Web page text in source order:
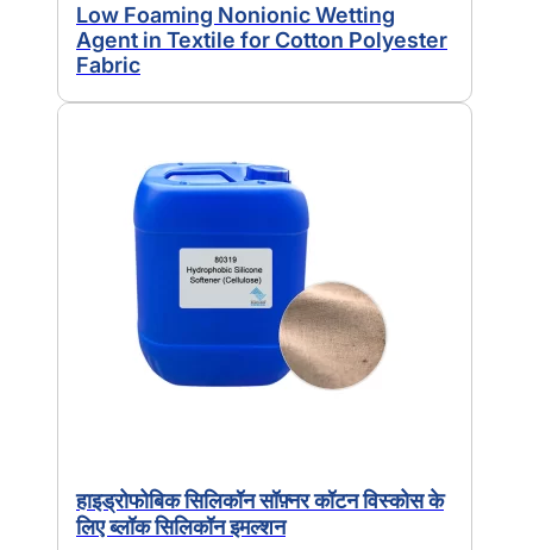
Low Foaming Nonionic Wetting
Agent in Textile for Cotton Polyester
Fabric
हाइड्रोफोबिक सिलिकॉन सॉफ़्नर कॉटन विस्कोस के
लिए ब्लॉक सिलिकॉन इमल्शन